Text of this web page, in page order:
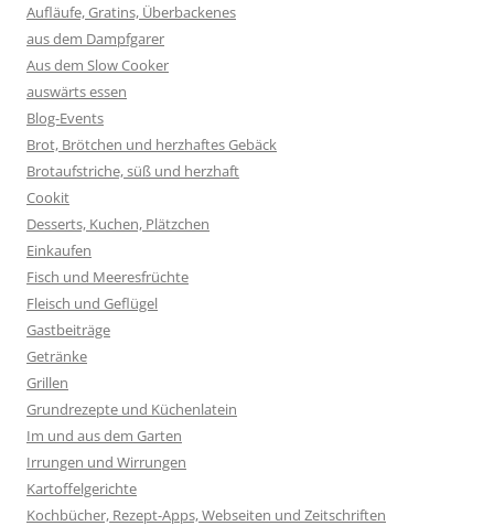
Aufläufe, Gratins, Überbackenes
aus dem Dampfgarer
Aus dem Slow Cooker
auswärts essen
Blog-Events
Brot, Brötchen und herzhaftes Gebäck
Brotaufstriche, süß und herzhaft
Cookit
Desserts, Kuchen, Plätzchen
Einkaufen
Fisch und Meeresfrüchte
Fleisch und Geflügel
Gastbeiträge
Getränke
Grillen
Grundrezepte und Küchenlatein
Im und aus dem Garten
Irrungen und Wirrungen
Kartoffelgerichte
Kochbücher, Rezept-Apps, Webseiten und Zeitschriften